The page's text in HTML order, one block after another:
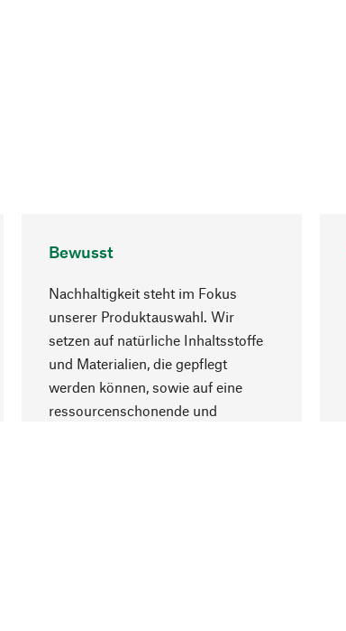
Bewusst
Nachhaltigkeit steht im Fokus
unserer Produktauswahl. Wir
setzen auf natürliche Inhaltsstoffe
und Materialien, die gepflegt
werden können, sowie auf eine
ressourcenschonende und